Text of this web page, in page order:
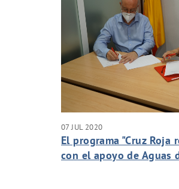
07 JUL 2020
El programa "Cruz Roja
con el apoyo de Aguas